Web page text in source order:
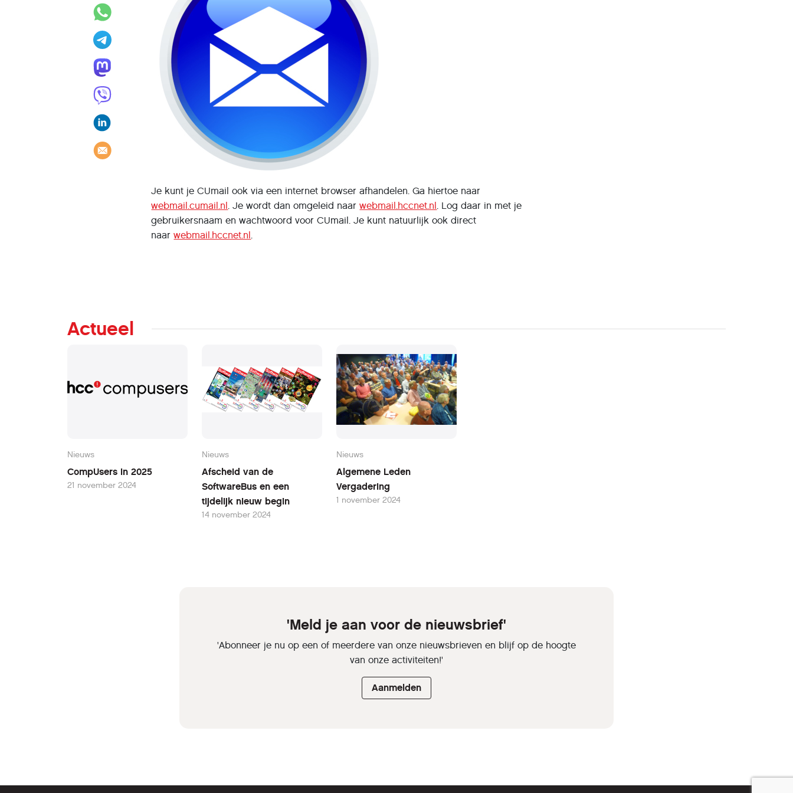
Je kunt je CUmail ook via een internet browser afhandelen. Ga hiertoe naar
webmail.cumail.nl. Je wordt dan omgeleid naarwebmail.hccnet.nl. Log daar in met je
gebruikersnaam en wachtwoord voor CUmail. Je kunt natuurlijk ook direct
naarwebmail.hccnet.nl.
Actueel
Nieuws
CompUsers in 2025
21 november 2024
Nieuws
Afscheid van de
SoftwareBus en een
tijdelijk nieuw begin
14 november 2024
Nieuws
Algemene Leden
Vergadering
1 november 2024
'Meld je aan voor de nieuwsbrief'
'Abonneer je nu op een of meerdere van onze nieuwsbrieven en blijf op de hoogte
van onze activiteiten!'
Aanmelden